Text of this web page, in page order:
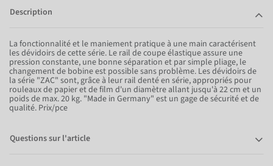
Description
La fonctionnalité et le maniement pratique à une main caractérisent
les dévidoirs de cette série. Le rail de coupe élastique assure une
pression constante, une bonne séparation et par simple pliage, le
changement de bobine est possible sans problème. Les dévidoirs de
la série "ZAC" sont, grâce à leur rail denté en série, appropriés pour
rouleaux de papier et de film d'un diamètre allant jusqu'à 22 cm et un
poids de max. 20 kg. "Made in Germany" est un gage de sécurité et de
qualité. Prix/pce
Questions sur l'article